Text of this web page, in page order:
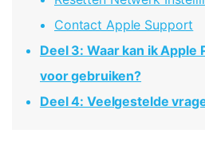
Contact Apple Support
Deel 3: Waar kan ik Apple
voor gebruiken?
Deel 4: Veelgestelde